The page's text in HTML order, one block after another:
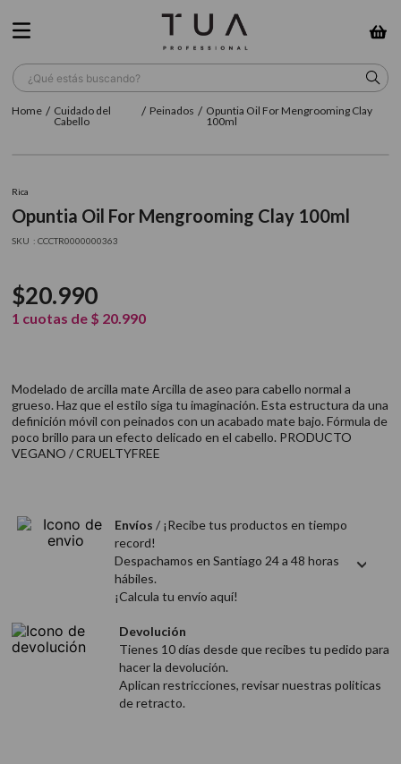
¿Qué estás buscando?
Cuidado del
Cabello
Peinados
Opuntia Oil For Mengrooming Clay
100ml
Rica
Opuntia Oil For Mengrooming Clay 100ml
: CCCTR0000000363
$20.990
1 cuotas de $ 20.990
Modelado de arcilla mate Arcilla de aseo para cabello normal a
grueso. Haz que el estilo siga tu imaginación. Esta estructura da una
definición móvil con peinados con un acabado mate bajo. Fórmula de
poco brillo para un efecto delicado en el cabello. PRODUCTO
VEGANO / CRUELTYFREE
Envíos / ¡Recibe tus productos en tiempo
record!
Despachamos en Santiago 24 a 48 horas
hábiles.
¡Calcula tu envío aquí!
Devolución
Tienes 10 días desde que recibes tu pedido para
hacer la devolución.
Aplican restricciones, revisar nuestras politicas
de retracto.
TÉRMINOS MÁS BUSCADOS
3. farmavita
5. cepillo
6. gama
9. acondicionador
10. protector térmico